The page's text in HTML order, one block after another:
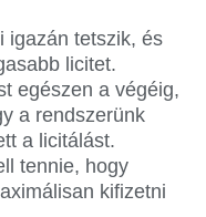
igazán tetszik, és
licitet.
egészen a végéig,
a rendszerünk
a licitálást.
tennie, hogy
kifizetni